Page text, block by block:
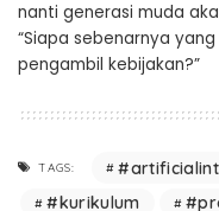
nanti generasi muda
“Siapa sebenarnya
pengambil kebijakan?”
TAGS:
#kurikulum